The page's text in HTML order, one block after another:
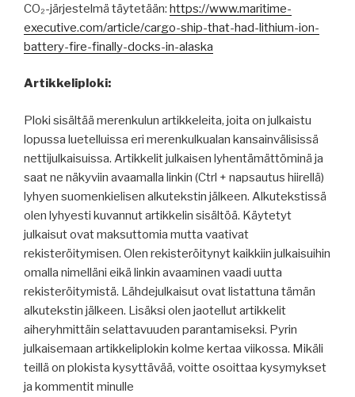
CO₂-järjestelmä täytetään: https://www.maritime-
executive.com/article/cargo-ship-that-had-lithium-ion-
battery-fire-finally-docks-in-alaska
Artikkeliploki:
Ploki sisältää merenkulun artikkeleita, joita on julkaistu
lopussa luetelluissa eri merenkulkualan kansainvälisissä
nettijulkaisuissa. Artikkelit julkaisen lyhentämättöminä ja
saat ne näkyviin avaamalla linkin (Ctrl + napsautus hiirellä)
lyhyen suomenkielisen alkutekstin jälkeen. Alkutekstissä
olen lyhyesti kuvannut artikkelin sisältöä. Käytetyt
julkaisut ovat maksuttomia mutta vaativat
rekisteröitymisen. Olen rekisteröitynyt kaikkiin julkaisuihin
omalla nimelläni eikä linkin avaaminen vaadi uutta
rekisteröitymistä. Lähdejulkaisut ovat listattuna tämän
alkutekstin jälkeen. Lisäksi olen jaotellut artikkelit
aiheryhmittäin selattavuuden parantamiseksi. Pyrin
julkaisemaan artikkeliplokin kolme kertaa viikossa. Mikäli
teillä on plokista kysyttävää, voitte osoittaa kysymykset
ja kommentit minulle